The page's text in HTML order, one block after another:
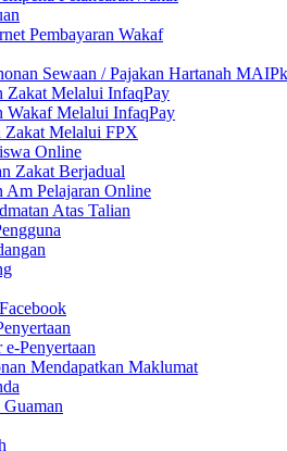
Pembayaran Wakaf
Sewaan / Pajakan Hartanah MAIPk
Zakat Melalui InfaqPay
Wakaf Melalui InfaqPay
Zakat Melalui FPX
Online
Zakat Berjadual
Am Pelajaran Online
Atas Talian
Penyertaan
Mendapatkan Maklumat
Guaman